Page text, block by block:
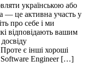
українською або
— це активна участь у
про себе і ми
відповідають вашим
є інші хороші
Software Engineer […]